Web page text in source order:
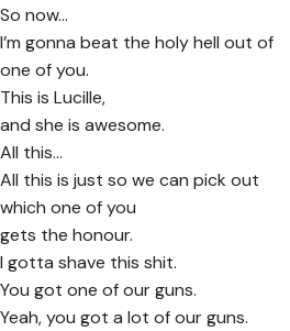
So now…
I’m gonna beat the holy hell out of
one of you.
This is Lucille,
and she is awesome.
All this…
All this is just so we can pick out
which one of you
gets the honour.
I gotta shave this shit.
You got one of our guns.
Yeah, you got a lot of our guns.